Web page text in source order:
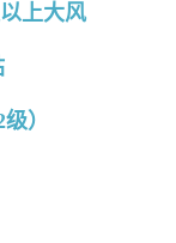
上大风
）